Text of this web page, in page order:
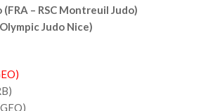
– RSC Montreuil Judo)
Judo Nice)